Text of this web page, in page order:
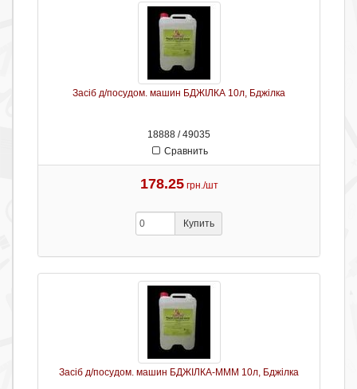
Засіб д/посудом. машин БДЖІЛКА 10л, Бджілка
18888 / 49035
Сравнить
178.25 грн./шт
Купить
Засіб д/посудом. машин БДЖІЛКА-МММ 10л, Бджілка